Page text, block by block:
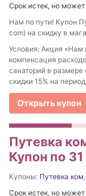
Срок истек, но
Нам по пути! Купон
com) на скидку в
Условия: Акция «Нам
компенсация
санаторий в
скидки 15% на
Открыть купон
Путевка
Купон по
Купоны: Путевка ком,
Срок истек, но